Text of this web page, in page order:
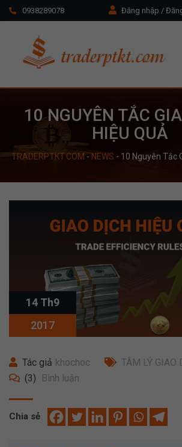
0938289078 Đăng nhập /
10 NGUYÊN TẮC
HIỆU QUẢ
TRADERPTKT.COM - NEWS - 10 Nguyên Tắc
14 Th9
2017
Tác giả khochoc
TÂM LÝ GIAO
(3)
Bình luận
Chia sẻ